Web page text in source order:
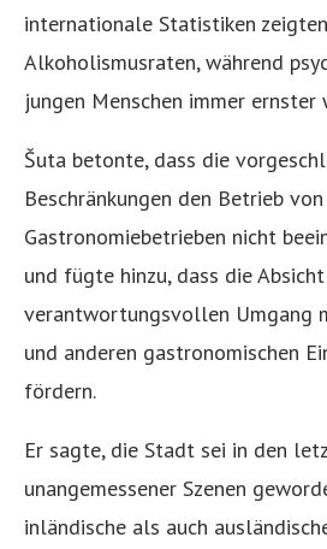
internationale Statistiken
Alkoholismusraten, während
jungen Menschen immer ernster
Šuta betonte, dass die
Beschränkungen den Betrieb von
Gastronomiebetrieben nicht
und fügte hinzu, dass die
verantwortungsvollen Umgang
und anderen gastronomischen
fördern.
Er sagte, die Stadt sei in den
unangemessener Szenen
inländische als auch